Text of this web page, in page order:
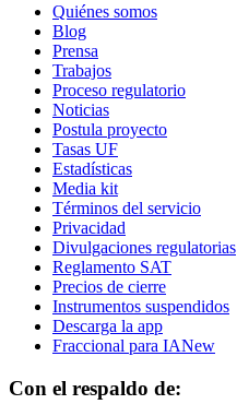
Quiénes somos
Blog
Prensa
Trabajos
Proceso regulatorio
Noticias
Postula proyecto
Tasas UF
Estadísticas
Media kit
Términos del servicio
Privacidad
Divulgaciones regulatorias
Reglamento SAT
Precios de cierre
Instrumentos suspendidos
Descarga la app
Fraccional para IANew
Con el respaldo de: